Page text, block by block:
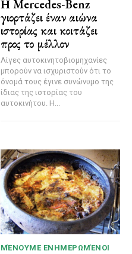
Η Mercedes-Benz
γιορτάζει έναν αιώνα
ιστορίας και κοιτάζει
προς το μέλλον
Λίγες αυτοκινητοβιομηχανίες
μπορούν να ισχυριστούν ότι το
όνομά τους έγινε συνώνυμο της
ίδιας της ιστορίας του
αυτοκινήτου. Η...
ΜΈΝΟΥΜΕ ΕΝΗΜΕΡΩΜΈΝΟΙ